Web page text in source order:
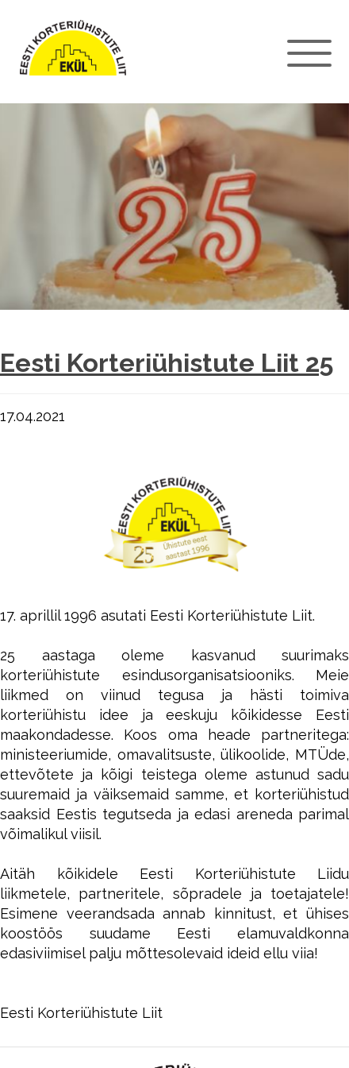
Eesti Korteriühistute Liit 25
17.04.2021
17. aprillil 1996 asutati Eesti Korteriühistute Liit.
25 aastaga oleme kasvanud suurimaks
korteriühistute esindusorganisatsiooniks. Meie
liikmed on viinud tegusa ja hästi toimiva
korteriühistu idee ja eeskuju kõikidesse Eesti
maakondadesse. Koos oma heade partneritega:
ministeeriumide, omavalitsuste, ülikoolide, MTÜde,
ettevõtete ja kõigi teistega oleme astunud sadu
suuremaid ja väiksemaid samme, et korteriühistud
saaksid Eestis tegutseda ja edasi areneda parimal
võimalikul viisil.
Aitäh kõikidele Eesti Korteriühistute Liidu
liikmetele, partneritele, sõpradele ja toetajatele!
Esimene veerandsada annab kinnitust, et ühises
koostöös suudame Eesti elamuvaldkonna
edasiviimisel palju mõttesolevaid ideid ellu viia!
Eesti Korteriühistute Liit